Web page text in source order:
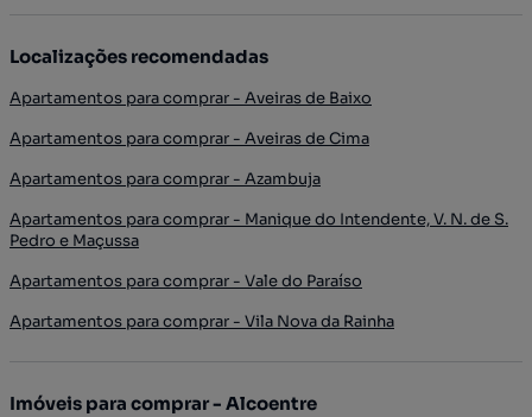
Localizações recomendadas
Apartamentos para comprar - Aveiras de Baixo
Apartamentos para comprar - Aveiras de Cima
Apartamentos para comprar - Azambuja
Apartamentos para comprar - Manique do Intendente, V. N. de S.
Pedro e Maçussa
Apartamentos para comprar - Vale do Paraíso
Apartamentos para comprar - Vila Nova da Rainha
Imóveis para comprar - Alcoentre